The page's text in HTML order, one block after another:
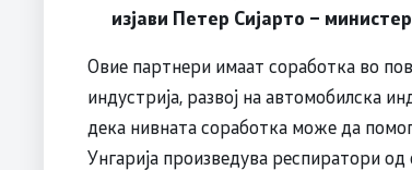
изјави Петер Сијарто –
Овие партнери имаат соработка во
индустрија, развој на автомобилска
дека нивната соработка може да
Унгарија произведува респиратори